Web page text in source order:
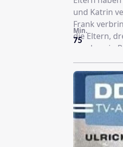
und Katrin
Frank
die Eltern, drei
werden ein
Eines
und erfährt,
75
Min.